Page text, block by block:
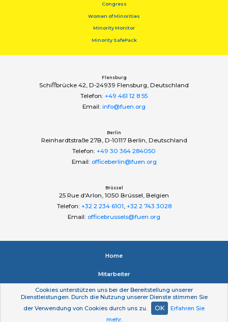
Congress
Women of Minorities
Minority Monitor
Minority SafePack
Flensburg
Schiﬀbrücke 42, D-24939 Flensburg, Deutschland
Telefon: +49 461 12 8 55
Email: info@fuen.org
Berlin
Reinhardtstraße 27B, D-10117 Berlin, Deutschland
Telefon: +49 30 364 284050
Email: officeberlin@fuen.org
Brüssel
25 Rue d'Arlon, 1050 Brüssel, Belgien
Telefon: +32 2 234 6101, +32 2 743 3028
Email: officebrussels@fuen.org
Home
Mitarbeiter
Impressum
Datenschutzerklärung
Cookies unterstützen uns bei der Bereitstellung unserer
Dienstleistungen. Durch die Nutzung unserer Dienste stimmen Sie
der Verwendung von Cookies durch uns zu.
OK
Erfahren Sie
mehr.